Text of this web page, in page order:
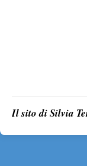
Il sito di Silvia